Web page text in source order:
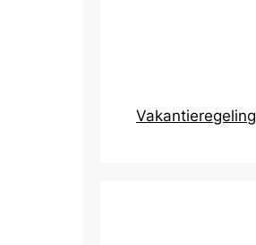
Vakantieregeling